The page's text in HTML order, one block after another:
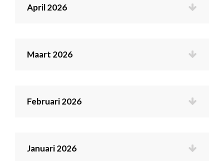
April 2026
Maart 2026
Februari 2026
Januari 2026